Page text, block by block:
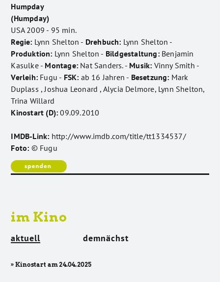
Humpday
(Humpday)
USA 2009 - 95 min.
Regie: Lynn Shelton - Drehbuch: Lynn Shelton -
Produktion: Lynn Shelton - Bildgestaltung:Benjamin
Kasulke - Montage: Nat Sanders. - Musik: Vinny Smith -
Verleih: Fugu - FSK: ab 16 Jahren - Besetzung: Mark
Duplass , Joshua Leonard , Alycia Delmore, Lynn Shelton,
Trina Willard
Kinostart (D): 09.09.2010
IMDB-Link: http://www.imdb.com/title/tt1334537/
Foto: © Fugu
im Kino
aktuell demnächst
» Kinostart am 24.04.2025